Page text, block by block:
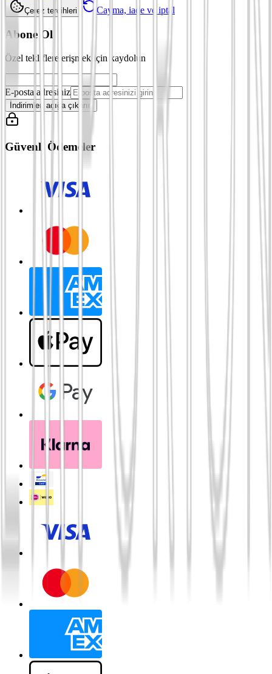
Çerez tercihleri Cayma, iade ve iptal
Abone Ol
Özel tekliflere erişmek için kaydolun
E-posta adresiniz
İndirimleri açığa çıkarın
Güvenli Ödemeler